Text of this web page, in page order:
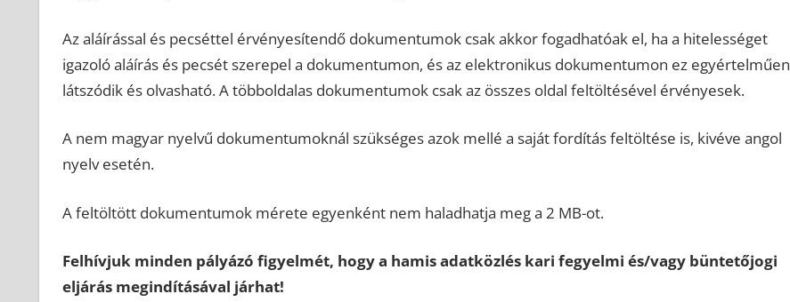
Az aláírással és pecséttel érvényesítendő dokumentumok csak akkor fogadhatóak el, ha a hitelességet
igazoló aláírás és pecsét szerepel a dokumentumon, és az elektronikus dokumentumon ez egyértelműen
látszódik és olvasható. A többoldalas dokumentumok csak az összes oldal feltöltésével érvényesek.
A nem magyar nyelvű dokumentumoknál szükséges azok mellé a saját fordítás feltöltése is, kivéve angol
nyelv esetén.
A feltöltött dokumentumok mérete egyenként nem haladhatja meg a 2 MB-ot.
Felhívjuk minden pályázó figyelmét, hogy a hamis adatközlés kari fegyelmi és/vagy büntetőjogi
eljárás megindításával járhat!